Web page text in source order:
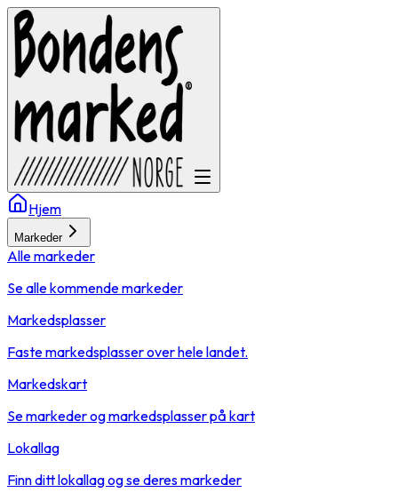
Hjem
Markeder
Alle markeder
Se alle kommende markeder
Markedsplasser
Faste markedsplasser over hele landet.
Markedskart
Se markeder og markedsplasser på kart
Lokallag
Finn ditt lokallag og se deres markeder